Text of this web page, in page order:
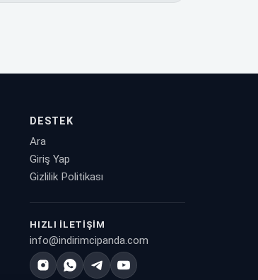
DESTEK
Ara
Giriş Yap
Gizlilik Politikası
HIZLI İLETIŞIM
info@indirimcipanda.com